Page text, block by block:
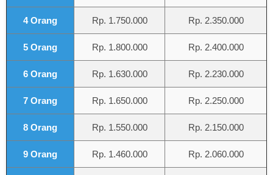
4 Orang Rp. 1.750.000 Rp. 2.350.000
5 Orang Rp. 1.800.000 Rp. 2.400.000
6 Orang Rp. 1.630.000 Rp. 2.230.000
7 Orang Rp. 1.650.000 Rp. 2.250.000
8 Orang Rp. 1.550.000 Rp. 2.150.000
9 Orang Rp. 1.460.000 Rp. 2.060.000